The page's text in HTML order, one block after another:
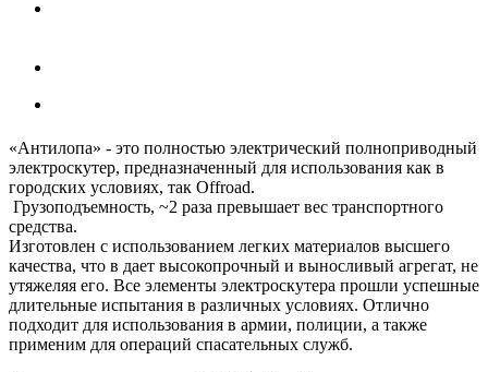
«Антилопа» - это полностью электрический полноприводный
электроскутер, предназначенный для использования как в
городских условиях, так Offroad.
Грузоподъемность, ~2 раза превышает вес транспортного
средства.
Изготовлен с использованием легких материалов высшего
качества, что в дает высокопрочный и выносливый агрегат, не
утяжеляя его. Все элементы электроскутера прошли успешные
длительные испытания в различных условиях. Отлично
подходит для использования в армии, полиции, а также
применим для операций спасательных служб.